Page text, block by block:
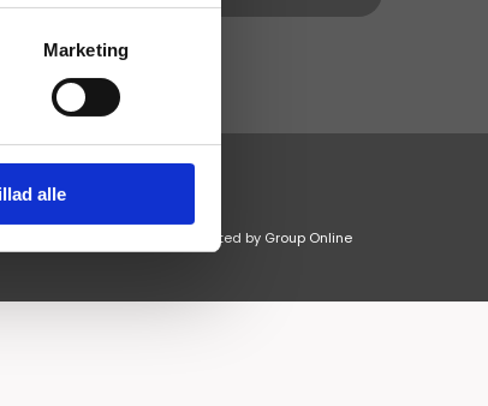
Marketing
alle
Created and hosted by Group Online